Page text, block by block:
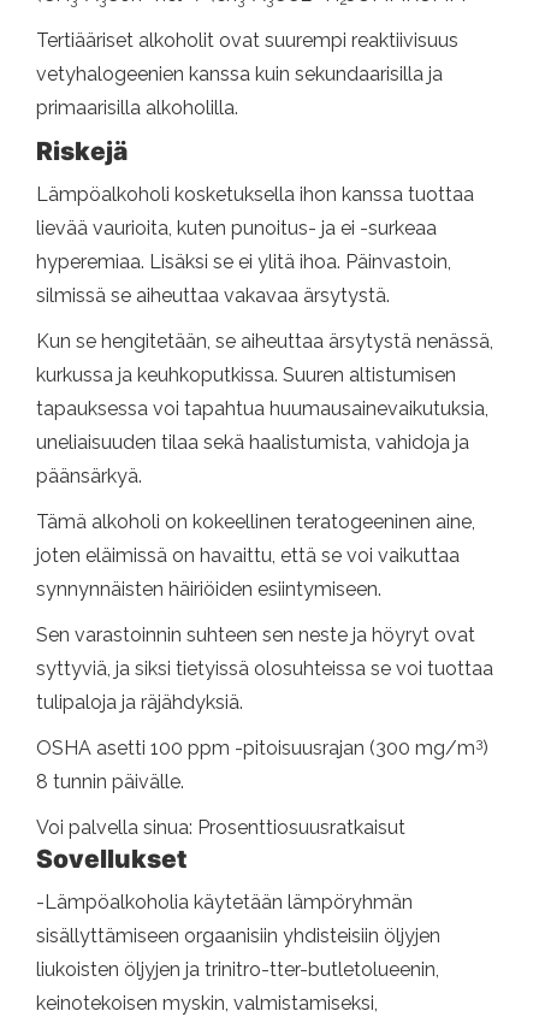
Tertiääriset alkoholit ovat suurempi reaktiivisuus
vetyhalogeenien kanssa kuin sekundaarisilla ja
primaarisilla alkoholilla.
Riskejä
Lämpöalkoholi kosketuksella ihon kanssa tuottaa
lievää vaurioita, kuten punoitus- ja ei -surkeaa
hyperemiaa. Lisäksi se ei ylitä ihoa. Päinvastoin,
silmissä se aiheuttaa vakavaa ärsytystä.
Kun se hengitetään, se aiheuttaa ärsytystä nenässä,
kurkussa ja keuhkoputkissa. Suuren altistumisen
tapauksessa voi tapahtua huumausainevaikutuksia,
uneliaisuuden tilaa sekä haalistumista, vahidoja ja
päänsärkyä.
Tämä alkoholi on kokeellinen teratogeeninen aine,
joten eläimissä on havaittu, että se voi vaikuttaa
synnynnäisten häiriöiden esiintymiseen.
Sen varastoinnin suhteen sen neste ja höyryt ovat
syttyviä, ja siksi tietyissä olosuhteissa se voi tuottaa
tulipaloja ja räjähdyksiä.
OSHA asetti 100 ppm -pitoisuusrajan (300 mg/m3)
8 tunnin päivälle.
Voi palvella sinua: Prosenttiosuusratkaisut
Sovellukset
-Lämpöalkoholia käytetään lämpöryhmän
sisällyttämiseen orgaanisiin yhdisteisiin öljyjen
liukoisten öljyjen ja trinitro-tter-butletolueenin,
keinotekoisen myskin, valmistamiseksi,